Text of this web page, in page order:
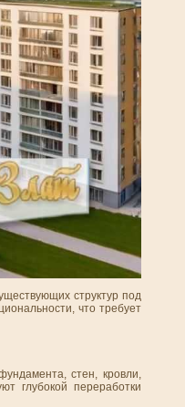
структур под
что требует
стен, кровли,
глубокой переработки